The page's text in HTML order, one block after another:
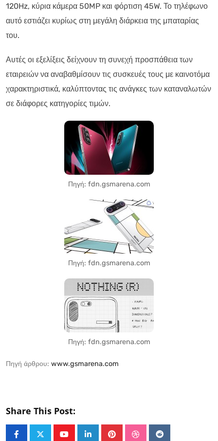
120Hz, κύρια κάμερα 50MP και φόρτιση 45W. Το τηλέφωνο
αυτό εστιάζει κυρίως στη μεγάλη διάρκεια της μπαταρίας
του.
Αυτές οι εξελίξεις δείχνουν τη συνεχή προσπάθεια των
εταιρειών να αναβαθμίσουν τις συσκευές τους με καινοτόμα
χαρακτηριστικά, καλύπτοντας τις ανάγκες των καταναλωτών
σε διάφορες κατηγορίες τιμών.
Πηγή: fdn.gsmarena.com
Πηγή: fdn.gsmarena.com
Πηγή: fdn.gsmarena.com
Πηγή άρθρου: www.gsmarena.com
Share This Post: